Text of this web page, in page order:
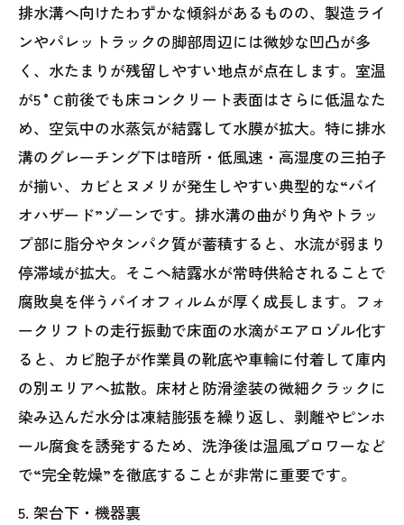
排水溝へ向けたわずかな傾斜があるものの、製造ライ
ンやパレットラックの脚部周辺には微妙な凹凸が多
く、水たまりが残留しやすい地点が点在します。室温
が5 °C前後でも床コンクリート表面はさらに低温なた
め、空気中の水蒸気が結露して水膜が拡大。特に排水
溝のグレーチング下は暗所・低風速・高湿度の三拍子
が揃い、カビとヌメリが発生しやすい典型的な“バイ
オハザード”ゾーンです。排水溝の曲がり角やトラッ
プ部に脂分やタンパク質が蓄積すると、水流が弱まり
停滞域が拡大。そこへ結露水が常時供給されることで
腐敗臭を伴うバイオフィルムが厚く成長します。フォ
ークリフトの走行振動で床面の水滴がエアロゾル化す
ると、カビ胞子が作業員の靴底や車輪に付着して庫内
の別エリアへ拡散。床材と防滑塗装の微細クラックに
染み込んだ水分は凍結膨張を繰り返し、剥離やピンホ
ール腐食を誘発するため、洗浄後は温風ブロワーなど
で“完全乾燥”を徹底することが非常に重要です。
5. 架台下・機器裏